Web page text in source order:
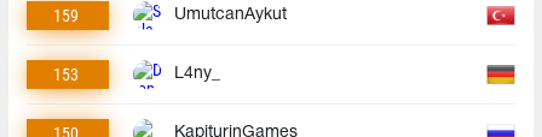
159 UmutcanAykut
153 L4ny_
150 KapiturinGames